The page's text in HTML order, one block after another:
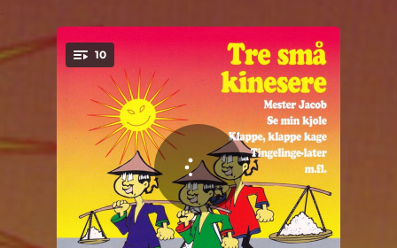
You're all set!
10